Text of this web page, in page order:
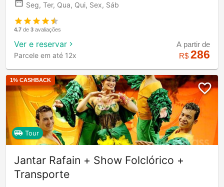
Seg, Ter, Qua, Qui, Sex, Sáb
4.7 de 3 avaliações
Ver e reservar
Parcele em até 12x
A partir de
R$ 286
1% CASHBACK
Tour
Jantar Rafain + Show Folclórico +
Transporte